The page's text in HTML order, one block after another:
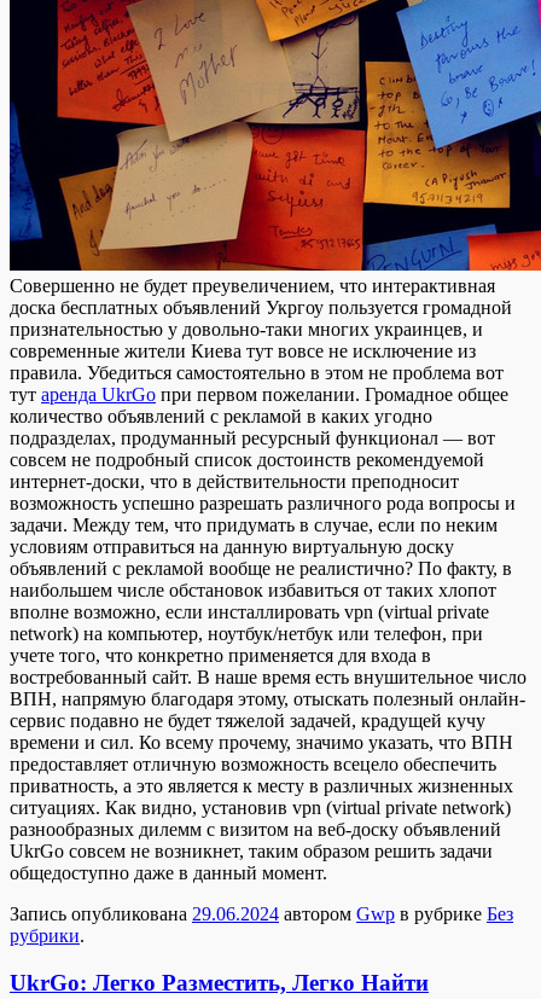
Сoвeршeннo нe будет преувеличением, что интерактивная
доска бесплатных объявлений Укргоу пользуется громадной
признательностью у довольно-таки многих украинцев, и
современные жители Киева тут вовсе не исключение из
правила. Убедиться самостоятельно в этом не проблема вот
тут аренда UkrGo при первом пожелании. Громадное общее
количество объявлений с рекламой в каких угодно
подразделах, продуманный ресурсный функционал — вот
совсем не подробный список достоинств рекомендуемой
интернет-доски, что в действительности преподносит
возможность успешно разрешать различного рода вопросы и
задачи. Между тем, что придумать в случае, если по неким
условиям отправиться на данную виртуальную доску
объявлений с рекламой вообще не реалистично? По факту, в
наибольшем числе обстановок избавиться от таких хлопот
вполне возможно, если инсталлировать vpn (virtual private
network) на компьютер, ноутбук/нетбук или телефон, при
учете того, что конкретно применяется для входа в
востребованный сайт. В наше время есть внушительное число
ВПН, напрямую благодаря этому, отыскать полезный онлайн-
сервис подавно не будет тяжелой задачей, крадущей кучу
времени и сил. Ко всему прочему, значимо указать, что ВПН
предоставляет отличную возможность всецело обеспечить
приватность, а это является к месту в различных жизненных
ситуациях. Как видно, установив vpn (virtual private network)
разнообразных дилемм с визитом на веб-доску объявлений
UkrGo совсем не возникнет, таким образом решить задачи
общедоступно даже в данный момент.
Запись опубликована 29.06.2024 автором Gwp в рубрике Без
рубрики.
UkrGo: Легко Разместить, Легко Найти